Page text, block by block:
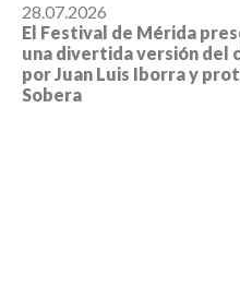
28.07.2026
El Festival de Mérida
una divertida versión del
por Juan Luis Iborra y
Sobera